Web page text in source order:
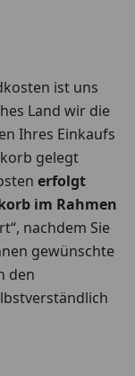
ist uns
Land wir die
Ihres Einkaufs
gelegt
erfolgt
im Rahmen
nachdem Sie
gewünschte
den